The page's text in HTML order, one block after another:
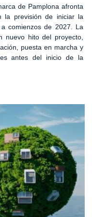
de Pamplona afronta
la previsión de iniciar la
comienzos de 2027. La
nuevo hito del proyecto,
puesta en marcha y
antes del inicio de la